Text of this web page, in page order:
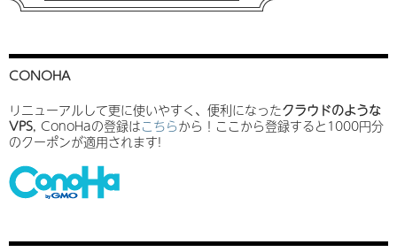
CONOHA
リニューアルして更に使いやすく、便利になったクラウドのような
VPS, ConoHaの登録はこちらから！ここから登録すると1000円分
のクーポンが適用されます!